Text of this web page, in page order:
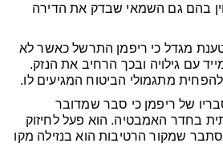
בהם גם השמאי שבדק את הדירה
מגדל כי ריפמן התרשל כאשר לא
עם גילויה ובכך הרחיב את הנזק.
מתגמולי הביטוח המגיעים לו.
של ריפמן כי סבר שמדובר
בחדר האמבטיה. הוא פעל לחיזוק
שמקור הרטיבות הוא בנזילה מקו